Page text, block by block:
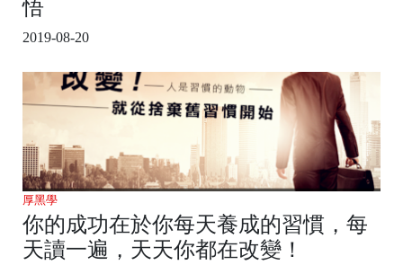
悟
2019-08-20
厚黑學
你的成功在於你每天養成的習慣，每
天讀一遍，天天你都在改變！